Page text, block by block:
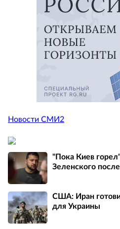
Новости СМИ2
"Пока Киев
Зеленского
США: Иран
для Украины